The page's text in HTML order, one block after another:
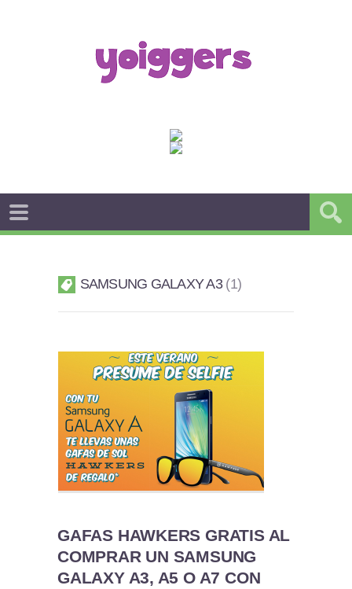
SAMSUNG GALAXY A3 1
GAFAS HAWKERS GRATIS AL
COMPRAR UN SAMSUNG
GALAXY A3, A5 O A7 CON